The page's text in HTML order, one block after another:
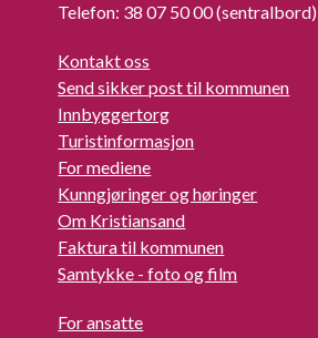
Telefon: 38 07 50 00 (sentralbord)
Kontakt oss
Send sikker post til kommunen
Innbyggertorg
Turistinformasjon
For mediene
Kunngjøringer og høringer
Om Kristiansand
Faktura til kommunen
Samtykke - foto og film
For ansatte